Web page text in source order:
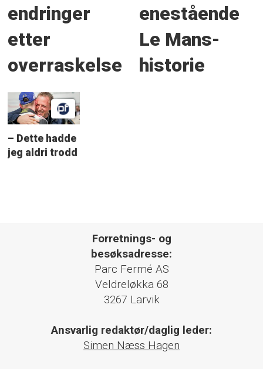
endringer
etter
overraskelse
enestående
Le Mans-
historie
– Dette hadde
jeg aldri trodd
Forretnings- og
besøksadresse:
Parc Fermé AS
Veldreløkka 68
3267 Larvik
Ansvarlig redaktør/daglig leder:
Simen Næss Hagen